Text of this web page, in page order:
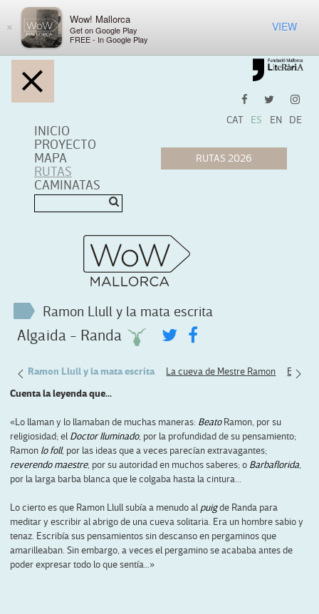
×
Wow! Mallorca
Get on Google Play
FREE - In Google Play
VIEW
INICIO
PROYECTO
MAPA
RUTAS
CAMINATAS
CAT ES EN DE
Ramon Llull y la mata escrita
Algaida - Randa
Ramon Llull y la mata escrita La cueva de Mestre Ramon
El
Cuenta la leyenda que...
«Lo llaman y lo llamaban de muchas maneras: BeatoRamon, por su
religiosidad; el Doctor Iluminado, por la profundidad de su pensamiento;
Ramon lo foll, por las ideas que a veces parecían extravagantes;
reverendo maestre, por su autoridad en muchos saberes; o Barbaflorida,
por la larga barba blanca que le colgaba hasta la cintura...
Lo cierto es que Ramon Llull subía a menudo al puigde Randa para
meditar y escribir al abrigo de una cueva solitaria. Era un hombre sabio y
tenaz. Escribía sus pensamientos sin descanso en pergaminos que
amarilleaban. Sin embargo, a veces el pergamino se acababa antes de
poder expresar todo lo que sentía…»